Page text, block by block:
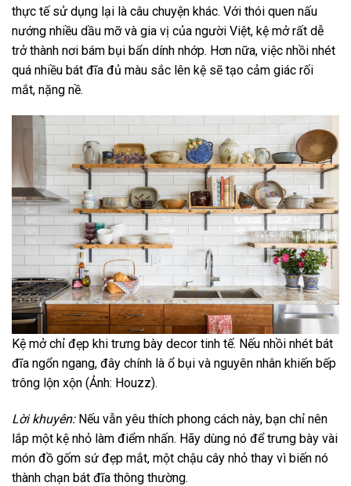
thực tế sử dụng lại là câu chuyện khác. Với thói quen nấu
nướng nhiều dầu mỡ và gia vị của người Việt, kệ mở rất dễ
trở thành nơi bám bụi bẩn dính nhớp. Hơn nữa, việc nhồi nhét
quá nhiều bát đĩa đủ màu sắc lên kệ sẽ tạo cảm giác rối
mắt, nặng nề.
Kệ mở chỉ đẹp khi trưng bày decor tinh tế. Nếu nhồi nhét bát
đĩa ngổn ngang, đây chính là ổ bụi và nguyên nhân khiến bếp
trông lộn xộn (Ảnh: Houzz).
Lời khuyên:Nếu vẫn yêu thích phong cách này, bạn chỉ nên
lắp một kệ nhỏ làm điểm nhấn. Hãy dùng nó để trưng bày vài
món đồ gốm sứ đẹp mắt, một chậu cây nhỏ thay vì biến nó
thành chạn bát đĩa thông thường.